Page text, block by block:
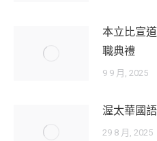
本立比宣
職典禮
9 9 月, 2025
渥太華國
29 8 月, 2025